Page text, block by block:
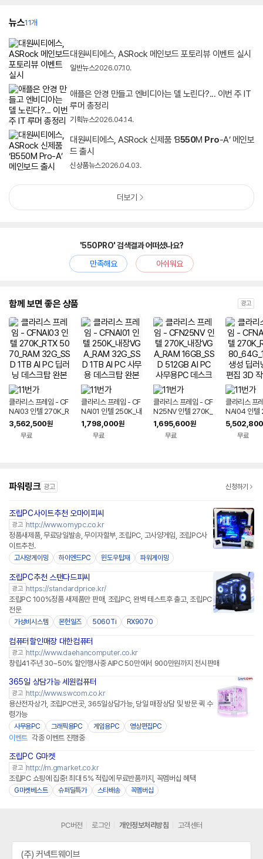
뉴스11개
대원씨티에스, ASRock 메인보드 포토리뷰 이벤트 실시
일반뉴스2026.07.10.
애플은 안경 만들고 엔비디아는 델 노린다?... 이번 주 IT
루머 총정리
기획뉴스2026.04.14.
대원씨티에스, ASRock 신제품 ‘B550M Pro-A’ 메인보
드 출시
신상품뉴스2026.04.03.
더보기
'550PRO' 검색결과 어떠셨나요?
만족해요
아쉬워요
함께 보면 좋은 상품 광고
클라리스 프레임 - CF
NAI03 인텔 270K_R
TX 5070_RAM 32
G_SSD 1TB AI PC
딥러닝 데스크탑 완본
3,562,500원
무료
클라리스 프레임 - CF
NAI01 인텔 250K_내
장VGA_RAM 32G_
SSD 1TB AI PC 사무
용 데스크탑 완본체 조
1,798,000원
무료
클라리스 프레임 - CF
N25NV 인텔 270K_
내장VGA_RAM 16G
B_SSD 512GB AI P
C 사무용PC 데스크탑
1,695,600원
무료
클라리스 프
NAI04 인텔
AI 생성 딥러
집 3D 작업
5,502,800
무료
파워링크 광고 신청하기
조립PC사이트추천 오마이피씨
광고 http://www.omypc.co.kr
정품새제품, 무료당일발송, 무이자할부, 조립PC, 고사양게임, 조립PC사
이트추천.
고사양게이밍 하이엔드PC 윈도우탑재 파워게이밍
조립PC추천 스탠다드피씨
광고 https://standardprice.kr/
조립PC 100%정품 새제품만 판매, 조립PC, 완벽 테스트후 출고, 조립PC
전문
가성비시스템 몬헌일즈 5060Ti RX9070
컴퓨터할인매장 대한컴퓨터
광고 http://www.daehancomputer.co.kr
창립41주년 30~50% 할인행사중 AIPC 50만에서 900만원까지 전시판매
365일 상담가능 세원컴퓨터
광고 http://www.swcom.co.kr
용산전자상가, 조립PC싼곳, 365일상담가능, 당일 매장상담 및 방문 퀵 수
령가능
사무용PC 그래픽용PC 게임용PC 영상편집PC
이벤트 각종 이벤트 진행중
조립PC G마켓
광고 http://m.gmarket.co.kr
조립PC 쇼핑에 집중! 최대 5% 적립에 무료반품까지, 꼭멤버십 혜택
G마켓베스트 슈퍼딜특가 스타배송 꼭멤버십
PC버전 로그인 개인정보처리방침 고객센터
(주) 커넥트웨이브